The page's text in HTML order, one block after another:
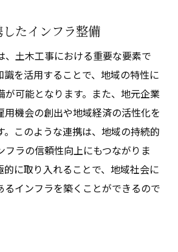
たインフラ整備
、土木工事における重要な要素で
識を活用することで、地域の特性に
が可能となります。また、地元企業
用機会の創出や地域経済の活性化を
。このような連携は、地域の持続的
フラの信頼性向上にもつながりま
的に取り入れることで、地域社会に
るインフラを築くことができるので